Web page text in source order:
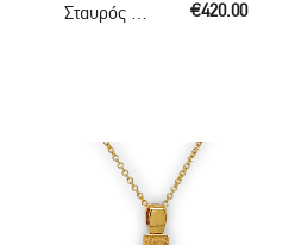
€420.00